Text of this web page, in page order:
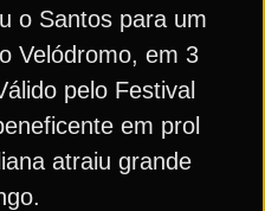
o Santos para um
Velódromo, em 3
pelo Festival
em prol
atraiu grande